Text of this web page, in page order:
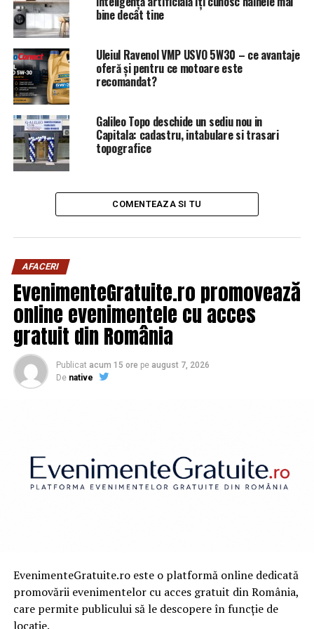
recunoscut totul / Comisarul de Prahova – Comisarul de
Prahova
Tăriceanu dă de pământ cu protestatarii! Ce le-a
transmis președintele ALDE / Comisarul de Prahova –
Comisarul de Prahova
bine decât tine
Uleiul Ravenol VMP USVO 5W30 – ce avantaje
oferă și pentru ce motoare este
recomandat?
Galileo Topo deschide un sediu nou in
Capitala: cadastru, intabulare si trasari
topografice
COMENTEAZA SI TU
AFACERI
EvenimenteGratuite.ro promovează
online evenimentele cu acces
gratuit din România
Publicat acum 15 ore pe august 7, 2026
De native
EvenimenteGratuite.ro este o platformă online dedicată
promovării evenimentelor cu acces gratuit din România,
care permite publicului să le descopere în funcție de
locație.